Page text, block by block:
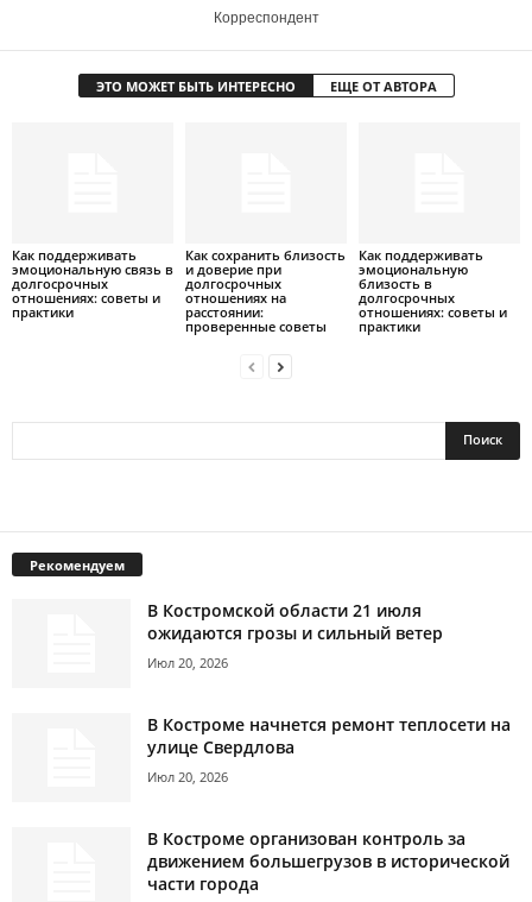
Корреспондент
ЭТО МОЖЕТ БЫТЬ ИНТЕРЕСНО ЕЩЕ ОТ АВТОРА
Как поддерживать
эмоциональную связь в
долгосрочных
отношениях: советы и
практики
Как сохранить близость
и доверие при
долгосрочных
отношениях на
расстоянии:
проверенные советы
Как поддерживать
эмоциональную
близость в
долгосрочных
отношениях: советы и
практики
Рекомендуем
В Костромской области 21 июля
ожидаются грозы и сильный ветер
Июл 20, 2026
В Костроме начнется ремонт теплосети на
улице Свердлова
Июл 20, 2026
В Костроме организован контроль за
движением большегрузов в исторической
части города